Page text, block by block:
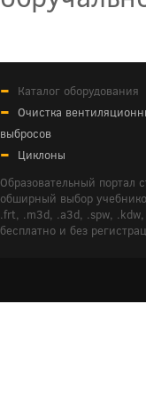
Каталог оборудования
Очистка
выбросов
Циклоны
Образовательный портал
обширный выбор
.frt, .m3d, .a3d, .spw,
бесплатно и без